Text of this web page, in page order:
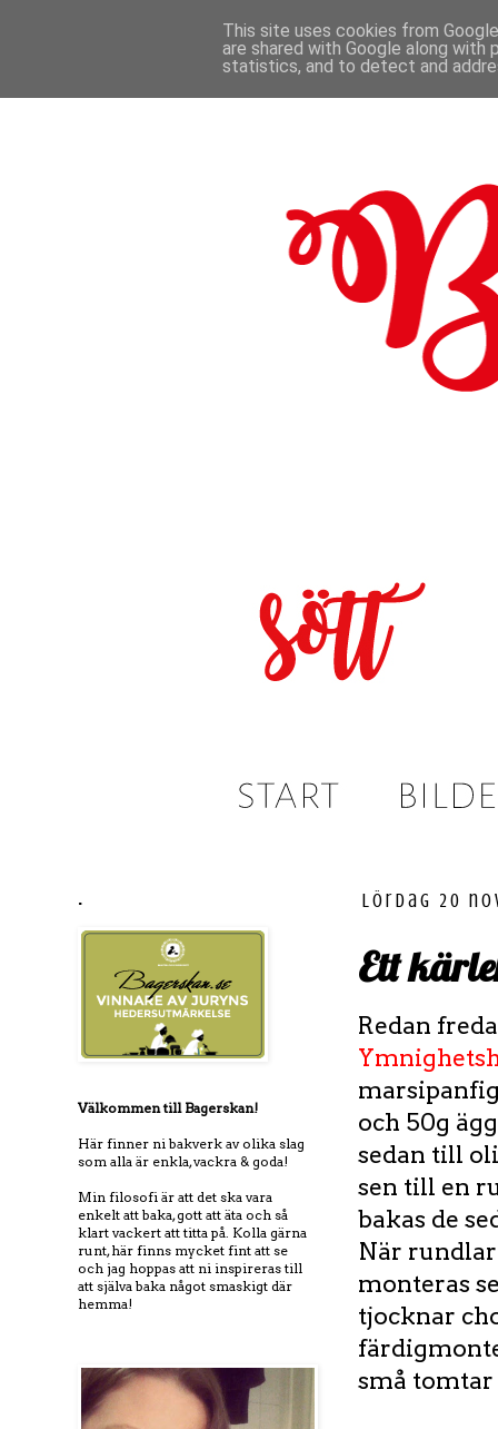
lördag 20
Ett
Redan
och 50g
sedan till
sen till en
bakas de
När
monteras
tjocknar
små
.
Välkommen till Bagerskan!
Här finner ni bakverk av olika slag
som alla är enkla, vackra & goda!
Min filosofi är att det ska vara
enkelt att baka, gott att äta och så
klart vackert att titta på. Kolla gärna
runt, här finns mycket fint att se
och jag hoppas att ni inspireras till
att själva baka något smaskigt där
hemma!
This site uses cookies from
are shared with Google along
statistics, and to detect and